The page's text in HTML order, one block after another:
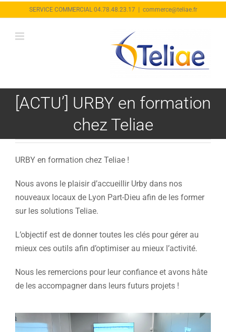
au
contenu
SERVICE COMMERCIAL 04.78.48.23.17 commerce@teliae.fr
[ACTU’] URBY en formation
chez Teliae
URBY en formation chez Teliae !
Nous avons le plaisir d’accueillir Urby dans nos
nouveaux locaux de Lyon Part-Dieu afin de les former
sur les solutions Teliae.
L’objectif est de donner toutes les clés pour gérer au
mieux ces outils afin d’optimiser au mieux l’activité.
Nous les remercions pour leur confiance et avons hâte
de les accompagner dans leurs futurs projets !